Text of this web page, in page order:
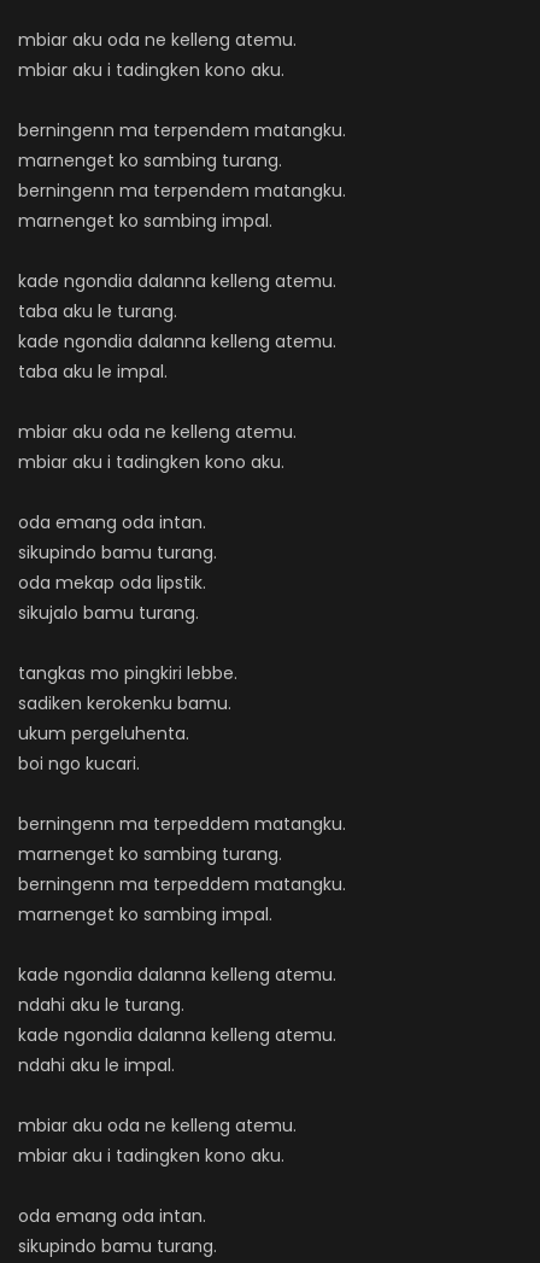
mbiar aku oda ne kelleng atemu.
mbiar aku i tadingken kono aku.
berningenn ma terpendem matangku.
marnenget ko sambing turang.
berningenn ma terpendem matangku.
marnenget ko sambing impal.
kade ngondia dalanna kelleng atemu.
taba aku le turang.
kade ngondia dalanna kelleng atemu.
taba aku le impal.
mbiar aku oda ne kelleng atemu.
mbiar aku i tadingken kono aku.
oda emang oda intan.
sikupindo bamu turang.
oda mekap oda lipstik.
sikujalo bamu turang.
tangkas mo pingkiri lebbe.
sadiken kerokenku bamu.
ukum pergeluhenta.
boi ngo kucari.
berningenn ma terpeddem matangku.
marnenget ko sambing turang.
berningenn ma terpeddem matangku.
marnenget ko sambing impal.
kade ngondia dalanna kelleng atemu.
ndahi aku le turang.
kade ngondia dalanna kelleng atemu.
ndahi aku le impal.
mbiar aku oda ne kelleng atemu.
mbiar aku i tadingken kono aku.
oda emang oda intan.
sikupindo bamu turang.